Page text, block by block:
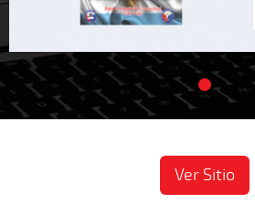
Ver Sitio